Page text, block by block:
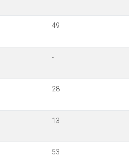
49
-
28
13
53